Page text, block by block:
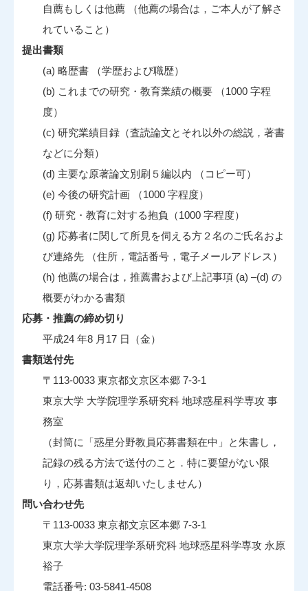
自薦もしくは他薦 （他薦の場合は，ご本人が了解さ
れていること）
提出書類
(a) 略歴書 （学歴および職歴）
(b) これまでの研究・教育業績の概要 （1000 字程
度）
(c) 研究業績目録（査読論文とそれ以外の総説，著書
などに分類）
(d) 主要な原著論文別刷５編以内 （コピー可）
(e) 今後の研究計画 （1000 字程度）
(f) 研究・教育に対する抱負（1000 字程度）
(g) 応募者に関して所見を伺える方２名のご氏名およ
び連絡先 （住所，電話番号，電子メールアドレス）
(h) 他薦の場合は，推薦書および上記事項 (a) –(d) の
概要がわかる書類
応募・推薦の締め切り
平成24 年8 月17 日（金）
書類送付先
〒113-0033 東京都文京区本郷 7-3-1
東京大学 大学院理学系研究科 地球惑星科学専攻 事
務室
（封筒に「惑星分野教員応募書類在中」と朱書し，
記録の残る方法で送付のこと．特に要望がない限
り，応募書類は返却いたしません）
問い合わせ先
〒113-0033 東京都文京区本郷 7-3-1
東京大学大学院理学系研究科 地球惑星科学専攻 永原
裕子
電話番号: 03-5841-4508